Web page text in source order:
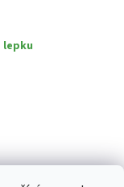
lepku